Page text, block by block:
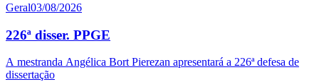
Geral03/08/2026
226ª disser. PPGE
A mestranda Angélica Bort Pierezan apresentará a 226ª defesa de
dissertação